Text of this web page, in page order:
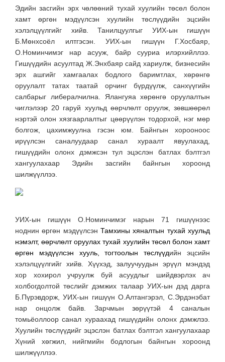
Эдийн засгийн эрх чөлөөний тухай хуулийн төсөл болон
хамт өргөн мэдүүлсэн хуулийн төслүүдийн эцсийн
хэлэлцүүлгийг хийв. Танилцуулгыг УИХ-ын гишүүн
Б.Мөнхсоёл илтгэсэн. УИХ-ын гишүүн Г.Хосбаяр,
О.Номинчимэг нар асууж, байр сууриа илэрхийллээ.
Гишүүдийн асуултад Ж.Энхбаяр сайд хариулж, бизнесийн
эрх ашгийг хамгаалах бодлого баримтлах, хөрөнгө
оруулалт татах таатай орчинг бүрдүүлж, санхүүгийн
салбарыг либералчилна. Ялангуяа хөрөнгө оруулалтын
чиглэлээр 20 гаруй хуульд өөрчлөлт оруулж, зөвшөөрөл
нэртэй олон хязгаарлалтыг цөөрүүлэн тодорхой, нэг мөр
болгож, цахимжуулна гэсэн юм. Байнгын хорооноос
ирүүлсэн саналуудаар санал хураалт явуулахад,
гишүүдийн олонх дэмжсэн тул эцэслэн батлах бэлтгэл
хангуулахаар Эдийн засгийн байнгын хороонд
шилжүүллээ.
УИХ-ын гишүүн О.Номинчимэг нарын 71 гишүүнээс
ноднин өргөн мэдүүлсэн Тамхины хяналтын тухай хуульд
нэмэлт, өөрчлөлт оруулах тухай хуулийн төсөл болон хамт
өргөн мэдүүлсэн хууль, тогтоолын төслүүдийн эцсийн
хэлэлцүүлгийг хийв. Хүүхэд, залуучуудын эрүүл мэндэд
хор хохирол учруулж буй асуудлыг шийдвэрлэх ач
холбогдолтой төслийг дэмжих талаар УИХ-ын дэд дарга
Б.Пүрэвдорж, УИХ-ын гишүүн О.Алтангэрэл, С.Эрдэнэбат
нар онцолж байв. Зарчмын зөрүүтэй 4 саналын
томьёоллоор санал хураахад гишүүдийн олонх дэмжлээ.
Хуулийн төслүүдийг эцэслэн батлах бэлтгэл хангуулахаар
Хүний хөгжил, нийгмийн бодлогын байнгын хороонд
шилжүүллээ.